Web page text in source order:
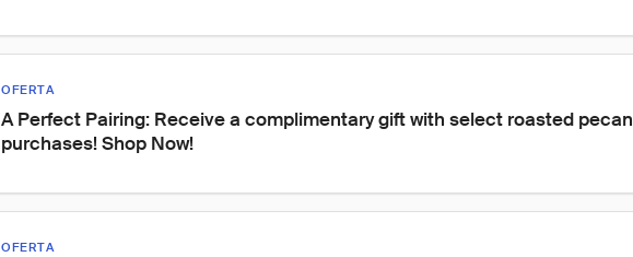
OFERTA
A Perfect Pairing: Receive a complimentary gift with select roasted pecan
purchases! Shop Now!
OFERTA